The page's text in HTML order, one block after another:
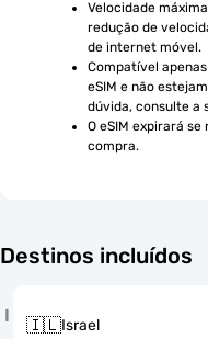
Velocidade
redução de
de internet móvel.
Compatível
eSIM e não
dúvida, consulte a
O eSIM expirará
compra.
Destinos incluídos
I 🇮🇱Israel